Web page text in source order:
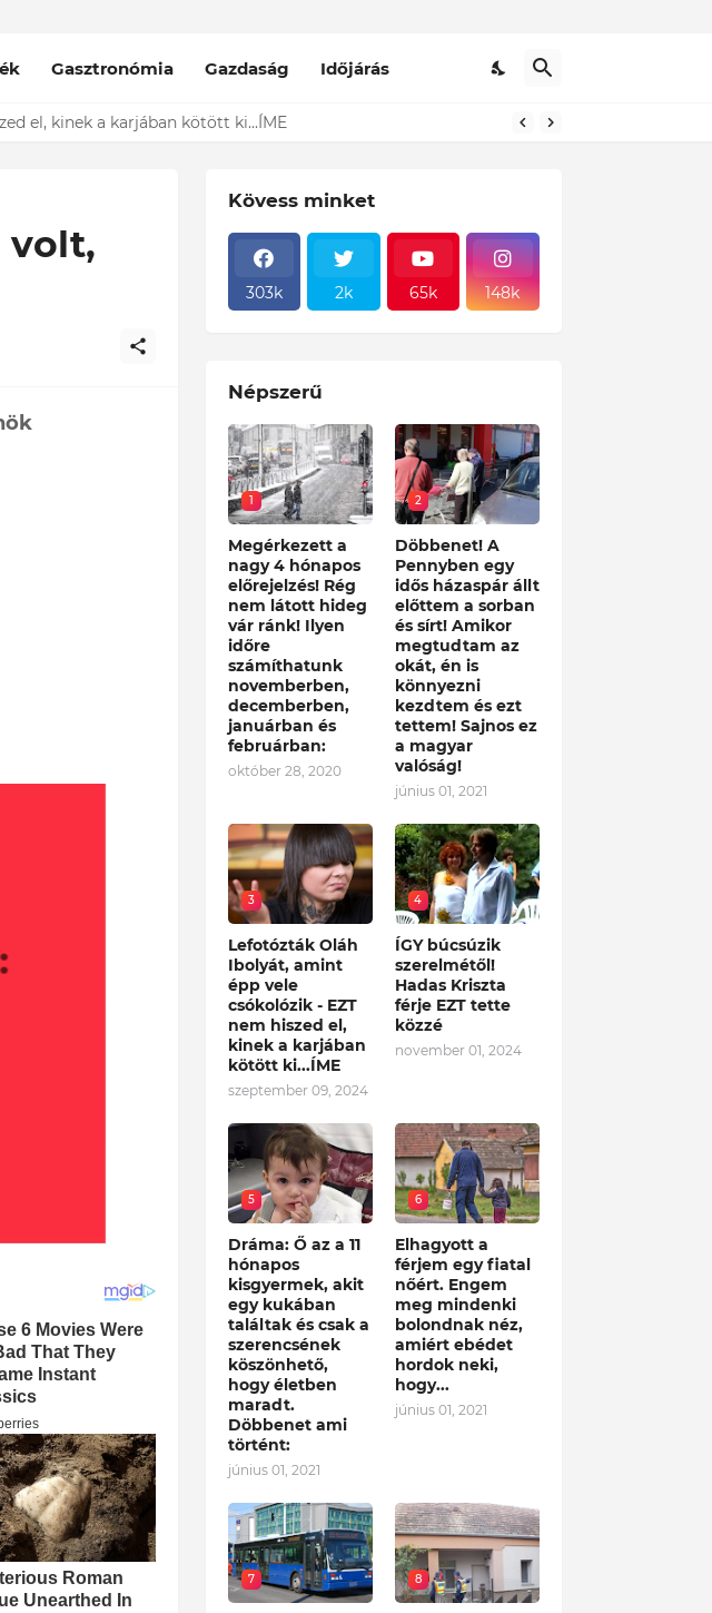
Gasztronómia Gazdaság Időjárás
el, kinek a karjában kötött ki...ÍME
volt,
Kövess minket
303k 2k 65k 148k
Népszerű
1
Megérkezett a
nagy 4 hónapos
előrejelzés! Rég
nem látott hideg
vár ránk! Ilyen
időre
számíthatunk
novemberben,
decemberben,
januárban és
februárban:
október 28, 2020
2
Döbbenet! A
Pennyben egy
idős házaspár állt
előttem a sorban
és sírt! Amikor
megtudtam az
okát, én is
könnyezni
kezdtem és ezt
tettem! Sajnos ez
a magyar
valóság!
június 01, 2021
3
Lefotózták Oláh
Ibolyát, amint
épp vele
csókolózik - EZT
nem hiszed el,
kinek a karjában
kötött ki...ÍME
szeptember 09, 2024
4
ÍGY búcsúzik
szerelmétől!
Hadas Kriszta
férje EZT tette
közzé
november 01, 2024
5
Dráma: Ő az a 11
hónapos
kisgyermek, akit
egy kukában
találtak és csak a
szerencsének
köszönhető,
hogy életben
maradt.
Döbbenet ami
történt:
június 01, 2021
6
Elhagyott a
férjem egy fiatal
nőért. Engem
meg mindenki
bolondnak néz,
amiért ebédet
hordok neki,
hogy...
június 01, 2021
7 8